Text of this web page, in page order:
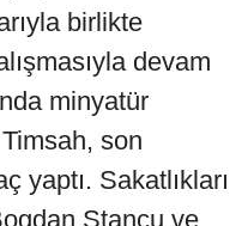
birlikte
devam
minyatür
son
yaptı. Sakatlıkları
Stancu ve